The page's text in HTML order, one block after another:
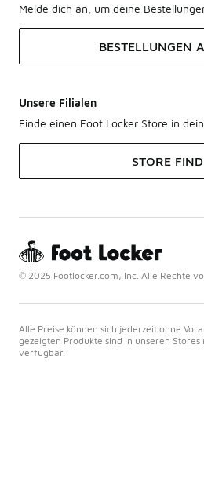
Melde dich an, um deine
BESTELLUNGEN
Unsere Filialen
Finde einen Foot Locker Store in
STORE
© 2025 Footlocker.com, Inc. Alle Rechte
Alle Preise können sich jederzeit ohne
gezeigten Produkte sind in unseren
verfügbar.